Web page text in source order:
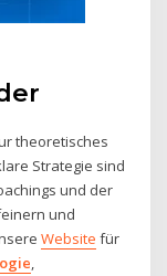
theoretisches
Strategie sind
und der
und
Website für
,